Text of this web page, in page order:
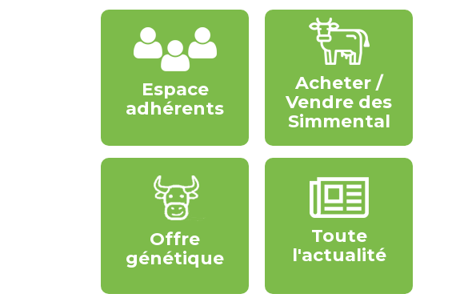
Espace
adhérents
Acheter /
Vendre des
Simmental
Offre
génétique
Toute
l'actualité